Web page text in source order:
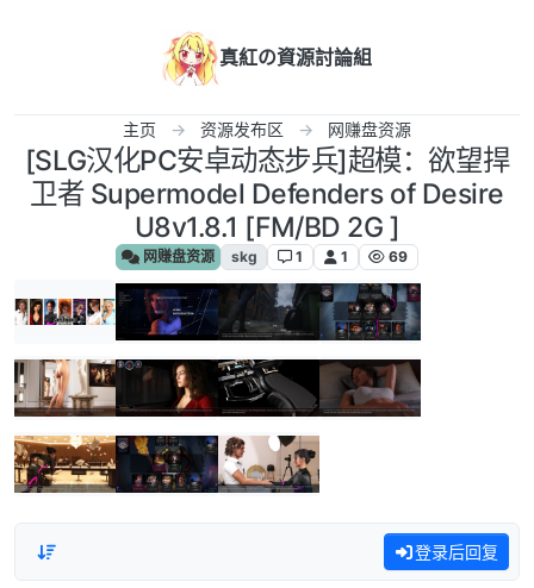
真紅の資源討論組
主页 资源发布区 网赚盘资源
[SLG汉化PC安卓动态步兵]超模：欲望捍
卫者 Supermodel Defenders of Desire
U8v1.8.1 [FM/BD 2G ]
网赚盘资源 skg 1 1 69
登录后回复